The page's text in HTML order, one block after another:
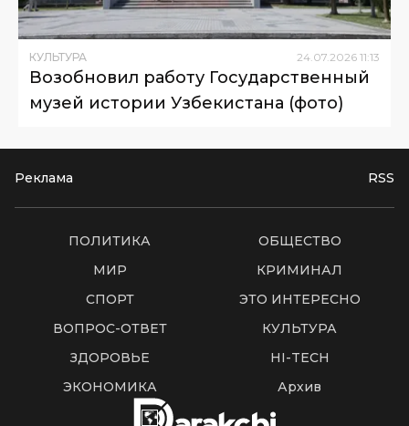
КУЛЬТУРА 24.07.2026 11:13
Возобновил работу Государственный
музей истории Узбекистана (фото)
Реклама RSS
ПОЛИТИКА
ОБЩЕСТВО
МИР
КРИМИНАЛ
СПОРТ
ЭТО ИНТЕРЕСНО
ВОПРОС-ОТВЕТ
КУЛЬТУРА
ЗДОРОВЬЕ
HI-TECH
ЭКОНОМИКА
Архив